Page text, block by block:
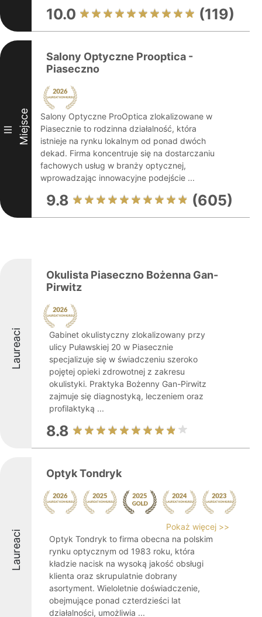
10.0 (119)
III Miejsce
Salony Optyczne Prooptica -
Piaseczno
Salony Optyczne ProOptica zlokalizowane w
Piasecznie to rodzinna działalność, która
istnieje na rynku lokalnym od ponad dwóch
dekad. Firma koncentruje się na dostarczaniu
fachowych usług w branży optycznej,
wprowadzając innowacyjne podejście ...
9.8 (605)
Laureaci
Okulista Piaseczno Bożenna Gan-
Pirwitz
Gabinet okulistyczny zlokalizowany przy
ulicy Puławskiej 20 w Piasecznie
specjalizuje się w świadczeniu szeroko
pojętej opieki zdrowotnej z zakresu
okulistyki. Praktyka Bożenny Gan-Pirwitz
zajmuje się diagnostyką, leczeniem oraz
profilaktyką ...
8.8
Laureaci
Optyk Tondryk
Pokaż więcej >>
Optyk Tondryk to firma obecna na polskim
rynku optycznym od 1983 roku, która
kładzie nacisk na wysoką jakość obsługi
klienta oraz skrupulatnie dobrany
asortyment. Wieloletnie doświadczenie,
obejmujące ponad czterdzieści lat
działalności, umożliwia ...